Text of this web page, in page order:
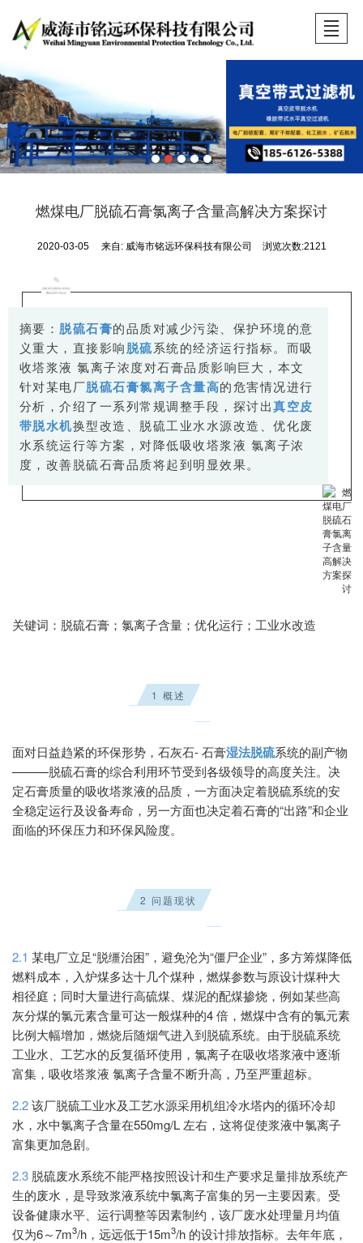
首页
燃煤电厂脱硫石膏氯离子含量高解决方案探讨
2020-03-05 来自: 威海市铭远环保科技有限公司 浏览次数:2121
摘要： 脱硫石膏的品质对减少污染、保护环境的意
义重大，直接影响脱硫系统的经济运行指标。而吸
收塔浆液 氯离子浓度对石膏品质影响巨大，本文
针对某电厂脱硫石膏氯离子含量高的危害情况进行
分析，介绍了一系列常规调整手段，探讨出真空皮
带脱水机换型改造、脱硫工业水水源改造、优化废
水系统运行等方案，对降低吸收塔浆液 氯离子浓
度，改善脱硫石膏品质将起到明显效果。
关键词：脱硫石膏；氯离子含量；优化运行；工业水改造
1 概述
面对日益趋紧的环保形势，石灰石- 石膏湿法脱硫系统的副产物
———脱硫石膏的综合利用环节受到各级领导的高度关注。 决
定石膏质量的吸收塔浆液的品质，一方面决定着脱硫系统的安
全稳定运行及设备寿命，另一方面也决定着石膏的“出路”和企业
面临的环保压力和环保风险度。
2 问题现状
2.1 某电厂立足“脱缰治困”，避免沦为“僵尸企业”，多方筹煤降低
燃料成本，入炉煤多达十几个煤种，燃煤参数与原设计煤种大
相径庭；同时大量进行高硫煤、煤泥的配煤掺烧，例如某些高
灰分煤的氯元素含量可达一般煤种的4 倍，燃煤中含有的氯元素
比例大幅增加，燃烧后随烟气进入到脱硫系统。由于脱硫系统
工业水、工艺水的反复循环使用，氯离子在吸收塔浆液中逐渐
富集，吸收塔浆液 氯离子含量不断升高，乃至严重超标。
2.2 该厂脱硫工业水及工艺水源采用机组冷水塔内的循环冷却
水，水中氯离子含量在550mg/L 左右，这将促使浆液中氯离子
富集更加急剧。
2.3 脱硫废水系统不能严格按照设计和生产要求足量排放系统产
生的废水，是导致浆液系统中氯离子富集的另一主要因素。受
设备健康水平、运行调整等因素制约，该厂废水处理量月均值
仅为6～7m3/h，远远低于15m3/h 的设计排放指标。去年年底，